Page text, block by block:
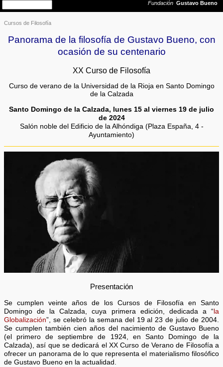
Cursos de Filosofía
Panorama de la filosofía de Gustavo Bueno, con
ocasión de su centenario
XX Curso de Filosofía
Curso de verano de la Universidad de la Rioja en Santo Domingo
de la Calzada
Santo Domingo de la Calzada, lunes 15 al viernes 19 de julio
de 2024
Salón noble del Edificio de la Alhóndiga (Plaza España, 4 -
Ayuntamiento)
Presentación
Se cumplen veinte años de los Cursos de Filosofía en Santo
Domingo de la Calzada, cuya primera edición, dedicada a “la
Globalización”, se celebró la semana del 19 al 23 de julio de 2004.
Se cumplen también cien años del nacimiento de Gustavo Bueno
(el primero de septiembre de 1924, en Santo Domingo de la
Calzada), así que se dedicará el XX Curso de Verano de Filosofía a
ofrecer un panorama de lo que representa el materialismo filosófico
de Gustavo Bueno en la actualidad.